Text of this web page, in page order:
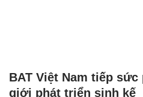
BAT Việt Nam tiếp
giới phát triển sinh kế